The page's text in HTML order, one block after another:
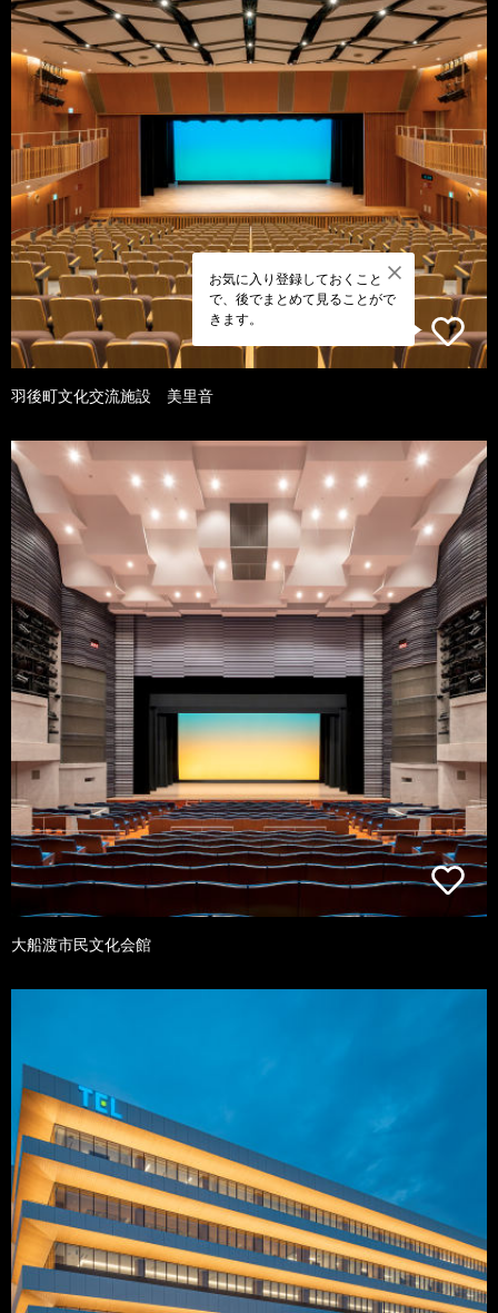
お気に入り登録しておくこと
で、後でまとめて見ることがで
きます。
羽後町文化交流施設 美里音
大船渡市民文化会館